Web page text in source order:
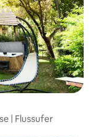
| Flussufer